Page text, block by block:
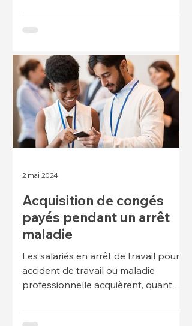
PME et ETI avec une solution sur-
mesure, sécurisée et transparente.
comptable à Toulouse et Paris
Acquisition de congés
payés pendant un arrêt
maladie
Les salariés en arrêt de travail pour
accident de travail ou maladie
professionnelle acquièrent, quant à
2 mai 2024